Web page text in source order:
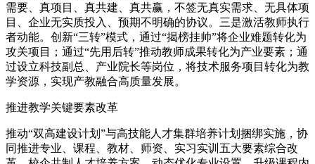
需要、真项目、真共建、真共赢，不签无真实需求、无具体项
目、企业无实质投入、预期不明确的协议。三是激活教师执行
者动能。创新“三转”模式，通过“揭榜挂帅”将企业难题转化为
攻关项目；通过“先用后转”推动教师成果转化为产业要素；通
过设立科技副总、产业院长等岗位，将技术服务项目转化为教
学资源，实现产教融合高质量发展。
推进教学关键要素改革
推动“双高建设计划”与高技能人才集群培养计划捆绑实施，协
同推进专业、课程、教材、师资、实习实训五大要素综合改